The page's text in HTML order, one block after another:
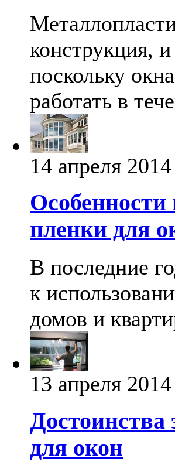
конструкция,
поскольку
работать в
14 апреля 2014
Особенности
пленки для
В последние
к
домов и
13 апреля 2014
Достоинства
для окон